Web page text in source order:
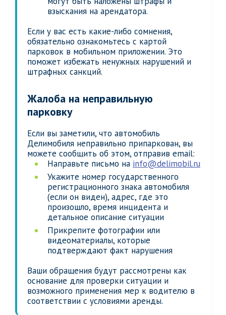
взыскания на арендатора.
Если у вас есть какие-либо сомнения,
обязательно ознакомьтесь с картой
парковок в мобильном приложении. Это
поможет избежать ненужных нарушений и
штрафных санкций.
Жалоба на неправильную
парковку
Если вы заметили, что автомобиль
Делимобиля неправильно припаркован, вы
можете сообщить об этом, отправив email:
Направьте письмо на info@delimobil.ru
Укажите номер государственного
регистрационного знака автомобиля
(если он виден), адрес, где это
произошло, время инцидента и
детальное описание ситуации
Прикрепите фотографии или
видеоматериалы, которые
подтверждают факт нарушения
Ваши обращения будут рассмотрены как
основание для проверки ситуации и
возможного применения мер к водителю в
соответствии с условиями аренды.